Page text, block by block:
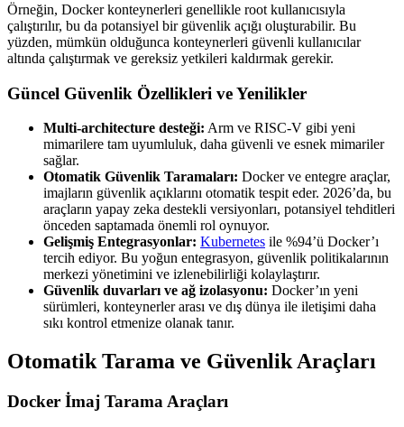
Örneğin, Docker konteynerleri genellikle root kullanıcısıyla
çalıştırılır, bu da potansiyel bir güvenlik açığı oluşturabilir. Bu
yüzden, mümkün olduğunca konteynerleri güvenli kullanıcılar
altında çalıştırmak ve gereksiz yetkileri kaldırmak gerekir.
Güncel Güvenlik Özellikleri ve Yenilikler
Multi-architecture desteği: Arm ve RISC-V gibi yeni
mimarilere tam uyumluluk, daha güvenli ve esnek mimariler
sağlar.
Otomatik Güvenlik Taramaları: Docker ve entegre araçlar,
imajların güvenlik açıklarını otomatik tespit eder. 2026’da, bu
araçların yapay zeka destekli versiyonları, potansiyel tehditleri
önceden saptamada önemli rol oynuyor.
Gelişmiş Entegrasyonlar: Kubernetes ile %94’ü Docker’ı
tercih ediyor. Bu yoğun entegrasyon, güvenlik politikalarının
merkezi yönetimini ve izlenebilirliği kolaylaştırır.
Güvenlik duvarları ve ağ izolasyonu: Docker’ın yeni
sürümleri, konteynerler arası ve dış dünya ile iletişimi daha
sıkı kontrol etmenize olanak tanır.
Otomatik Tarama ve Güvenlik Araçları
Docker İmaj Tarama Araçları